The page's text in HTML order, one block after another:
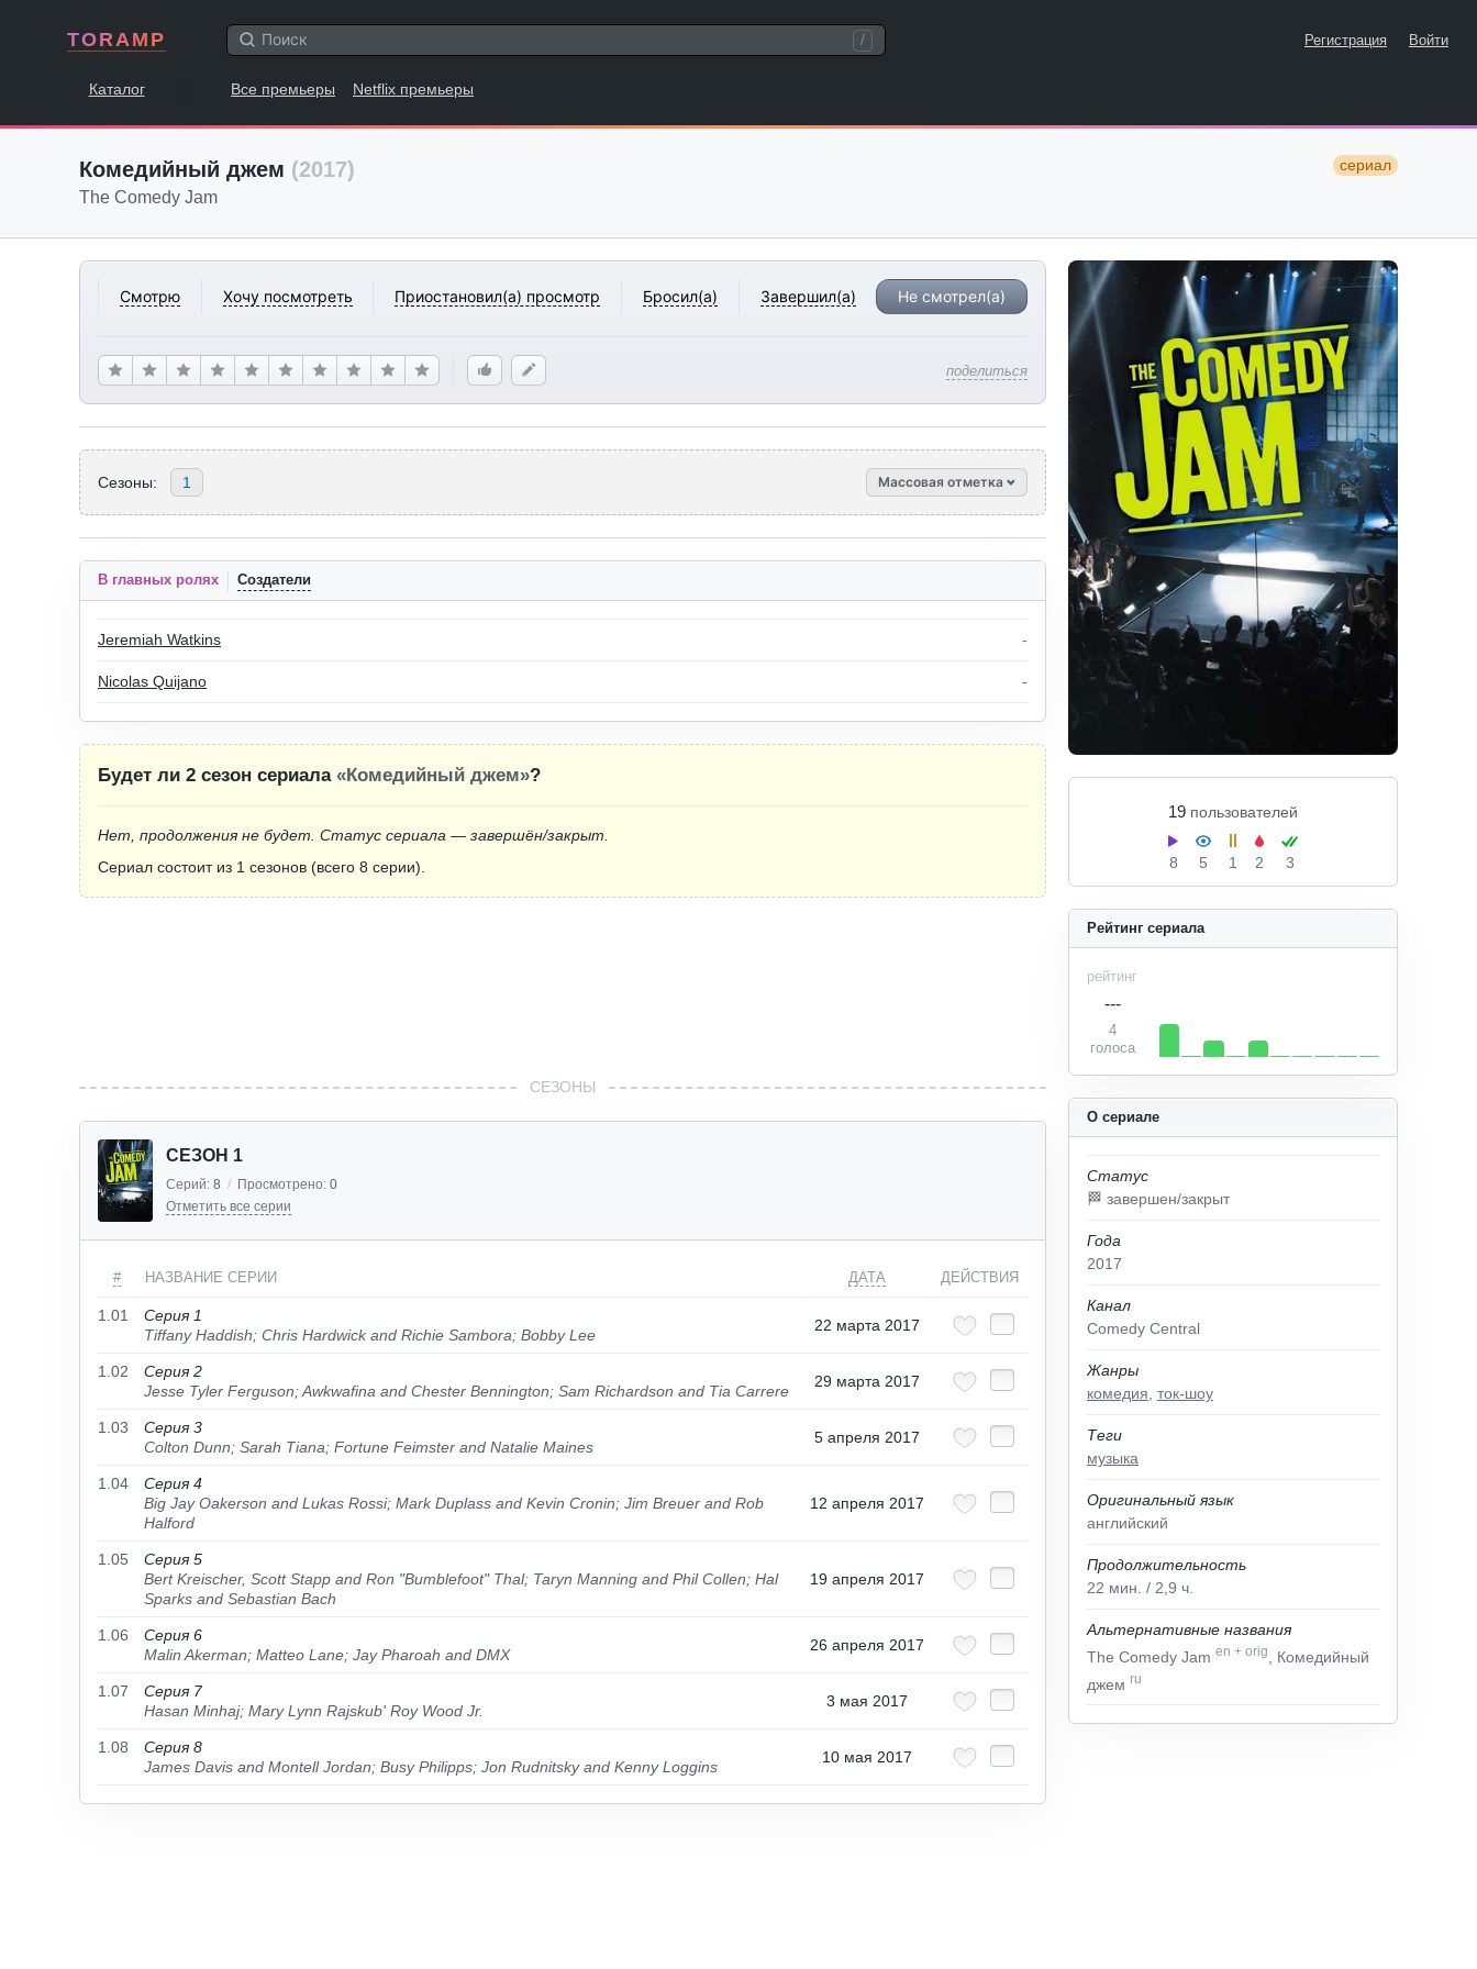
TORAMP / Регистрация Войти
Каталог Все премьеры Netflix премьеры
Комедийный джем (2017) сериал
The Comedy Jam
Смотрю Хочу посмотреть Приостановил(а) просмотр Бросил(а) Завершил(а) Не смотрел(а)
поделиться
19 пользователей
8 5 1 2 3
Сезоны: 1 Массовая отметка
О сериале
Статус
🏁 завершен/закрыт
Года
2017
Канал
Comedy Central
Жанры
комедия ток-шоу
Теги
музыка
Оригинальный язык
английский
Продолжительность
22 мин. / 2,9 ч.
Альтернативные названия
The Comedy Jam en + orig
, Комедийный
джем ru
Рейтинг сериала
рейтинг
---
4
голоса
В главных ролях Создатели
Jeremiah Watkins -
Nicolas Quijano -
Будет ли 2 сезон сериала «Комедийный джем»?
Нет, продолжения не будет. Статус сериала — завершён/закрыт.
Сериал состоит из 1 сезонов (всего 8 серии).
СЕЗОНЫ
СЕЗОН 1
Серий: 8 / Просмотрено: 0
Отметить все серии
# НАЗВАНИЕ СЕРИИ ДАТА ДЕЙСТВИЯ
1.01
Серия 1
Tiffany Haddish; Chris Hardwick and Richie Sambora; Bobby Lee
22 марта 2017
1.02
Серия 2
Jesse Tyler Ferguson; Awkwafina and Chester Bennington; Sam Richardson and Tia Carrere
29 марта 2017
1.03
Серия 3
Colton Dunn; Sarah Tiana; Fortune Feimster and Natalie Maines
5 апреля 2017
1.04
Серия 4
Big Jay Oakerson and Lukas Rossi; Mark Duplass and Kevin Cronin; Jim Breuer and Rob
Halford
12 апреля 2017
1.05
Серия 5
Bert Kreischer, Scott Stapp and Ron "Bumblefoot" Thal; Taryn Manning and Phil Collen; Hal
Sparks and Sebastian Bach
19 апреля 2017
1.06
Серия 6
Malin Akerman; Matteo Lane; Jay Pharoah and DMX
26 апреля 2017
1.07
Серия 7
Hasan Minhaj; Mary Lynn Rajskub' Roy Wood Jr.
3 мая 2017
1.08
Серия 8
James Davis and Montell Jordan; Busy Philipps; Jon Rudnitsky and Kenny Loggins
10 мая 2017